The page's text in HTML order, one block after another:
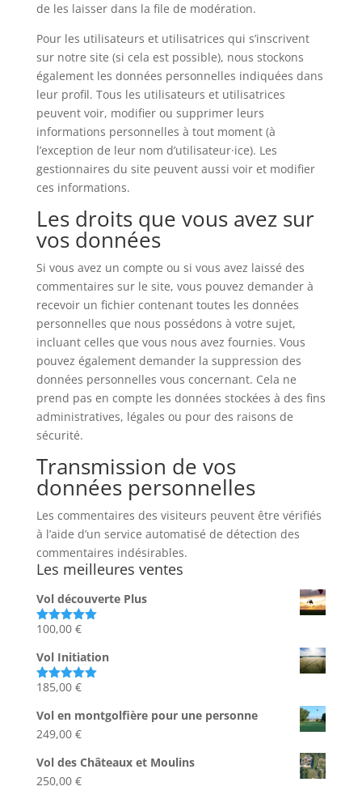
de les laisser dans la file de modération.
Pour les utilisateurs et utilisatrices qui s’inscrivent
sur notre site (si cela est possible), nous stockons
également les données personnelles indiquées dans
leur profil. Tous les utilisateurs et utilisatrices
peuvent voir, modifier ou supprimer leurs
informations personnelles à tout moment (à
l’exception de leur nom d’utilisateur·ice). Les
gestionnaires du site peuvent aussi voir et modifier
ces informations.
Les droits que vous avez sur
vos données
Si vous avez un compte ou si vous avez laissé des
commentaires sur le site, vous pouvez demander à
recevoir un fichier contenant toutes les données
personnelles que nous possédons à votre sujet,
incluant celles que vous nous avez fournies. Vous
pouvez également demander la suppression des
données personnelles vous concernant. Cela ne
prend pas en compte les données stockées à des fins
administratives, légales ou pour des raisons de
sécurité.
Transmission de vos
données personnelles
Les commentaires des visiteurs peuvent être vérifiés
à l’aide d’un service automatisé de détection des
commentaires indésirables.
Les meilleures ventes
Vol découverte Plus
Note5.00
100,00 €
Vol Initiation
Note5.00
185,00 €
Vol en montgolfière pour une personne
249,00 €
Vol des Châteaux et Moulins
250,00 €